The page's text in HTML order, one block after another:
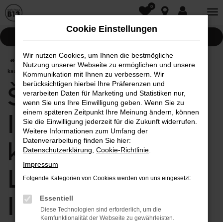
Zum
0
Škoda Rapid in Ingolstadt günstig
kaufen | Lieferservice nach Ingolstadt
Škoda Rapid in
Ingolstadt günstig
kaufen |
Lieferservice nach
Ingolstadt
Cookie Einstellungen
Wir nutzen Cookies, um Ihnen die bestmögliche
Nutzung unserer Webseite zu ermöglichen und unsere
Kommunikation mit Ihnen zu verbessern. Wir
berücksichtigen hierbei Ihre Präferenzen und
verarbeiten Daten für Marketing und Statistiken nur,
wenn Sie uns Ihre Einwilligung geben. Wenn Sie zu
einem späteren Zeitpunkt Ihre Meinung ändern, können
Sie die Einwilligung jederzeit für die Zukunft widerrufen.
Weitere Informationen zum Umfang der
Datenverarbeitung finden Sie hier:
Datenschutzerklärung Cookie-Richtlinie
Impressum
Folgende Kategorien von Cookies werden von uns eingesetzt:
Essentiell
Diese Technologien sind erforderlich, um die
Kernfunktionalität der Webseite zu gewährleisten.